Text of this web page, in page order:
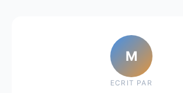
M
ECRIT PAR